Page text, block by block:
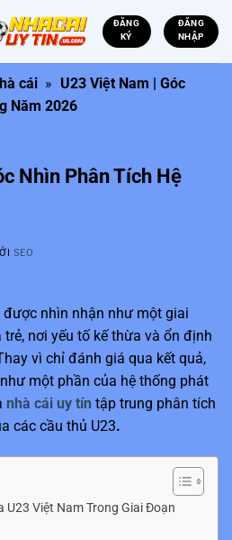
ĐĂNG
KÝ
ĐĂNG
NHẬP
cái » U23 Việt Nam | Góc
Năm 2026
Nhìn Phân Tích Hệ
SEO
được nhìn nhận như một giai
nơi yếu tố kế thừa và ổn định
vì chỉ đánh giá qua kết quả,
một phần của hệ thống phát
nhà cái uy tín tập trung phân tích
các cầu thủ U23.
U23 Việt Nam Trong Giai Đoạn